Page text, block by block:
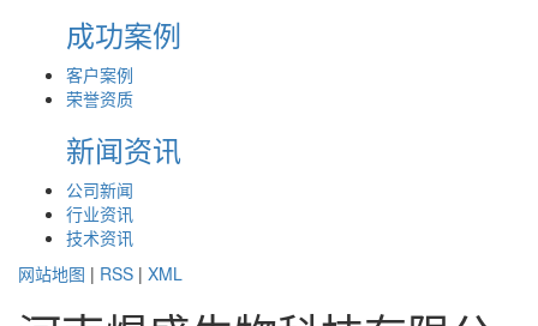
成功案例
客户案例
荣誉资质
新闻资讯
公司新闻
行业资讯
技术资讯
网站地图 | RSS | XML